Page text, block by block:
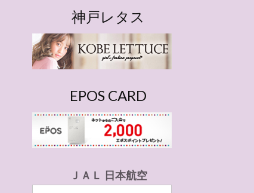
ー
神戸レタス
EPOS CARD
ＪＡＬ 日本航空